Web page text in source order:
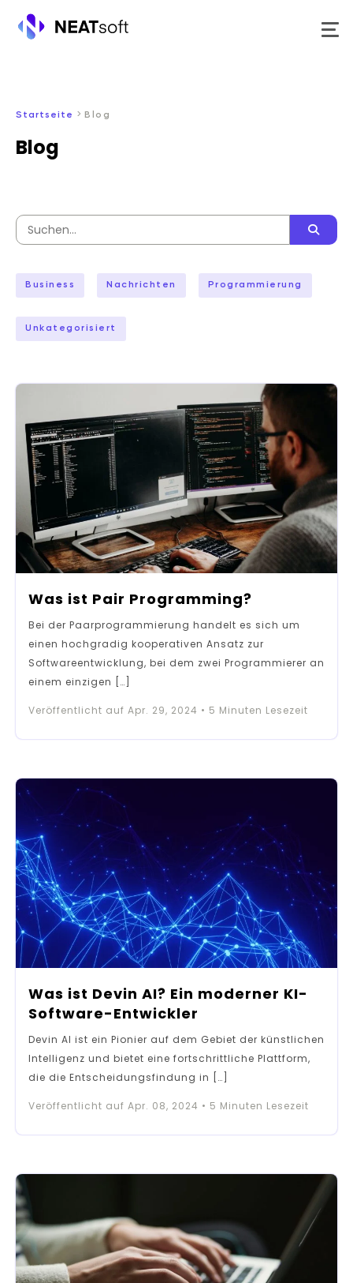
springen
Startseite > Blog
Blog
Suchen
nach
Business Nachrichten Programmierung
Unkategorisiert
Was ist Pair Programming?
Bei der Paarprogrammierung handelt es sich um
einen hochgradig kooperativen Ansatz zur
Softwareentwicklung, bei dem zwei Programmierer an
einem einzigen […]
Veröffentlicht auf Apr. 29, 2024 • 5 Minuten Lesezeit
Was ist Devin AI? Ein moderner KI-
Software-Entwickler
Devin AI ist ein Pionier auf dem Gebiet der künstlichen
Intelligenz und bietet eine fortschrittliche Plattform,
die die Entscheidungsfindung in […]
Veröffentlicht auf Apr. 08, 2024 • 5 Minuten Lesezeit